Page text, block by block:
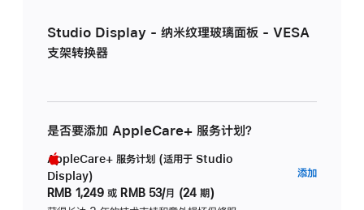
Studio Display - 纳米纹理玻璃面板 - VESA
支架转换器
是否要添加 AppleCare+ 服务计划？
AppleCare+ 服务计划 (适用于 Studio
Display)
RMB 1,249 或 RMB 53/月 (24 期)
添加